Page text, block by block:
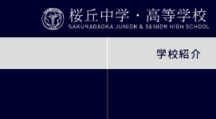
学校紹介